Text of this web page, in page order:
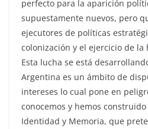
perfecto para la aparición
supuestamente nuevos, pero
ejecutores de políticas
colonización y el ejercicio de la
Esta lucha se está
Argentina es un ámbito de
intereses lo cual pone en
conocemos y hemos
Identidad y Memoria, que